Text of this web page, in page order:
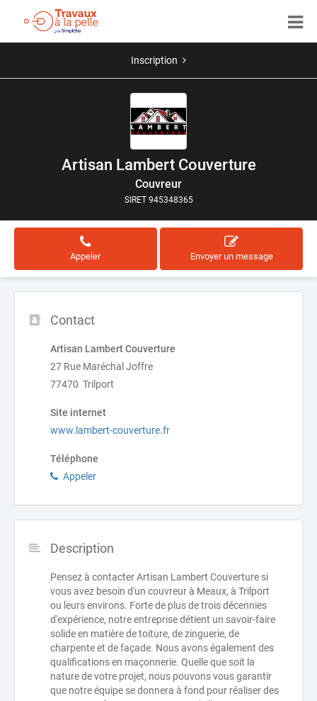
Inscription
Artisan Lambert Couverture
Couvreur
SIRET 945348365
Appeler Envoyer un message
Contact
Artisan Lambert Couverture
27 Rue Maréchal Joffre
77470 Trilport
Site internet
www.lambert-couverture.fr
Téléphone
Appeler
Description
Pensez à contacter Artisan Lambert Couverture si
vous avez besoin d'un couvreur à Meaux, à Trilport
ou leurs environs. Forte de plus de trois décennies
d'expérience, notre entreprise détient un savoir-faire
solide en matière de toiture, de zinguerie, de
charpente et de façade. Nous avons également des
qualifications en maçonnerie. Quelle que soit la
nature de votre projet, nous pouvons vous garantir
que notre équipe se donnera à fond pour réaliser des